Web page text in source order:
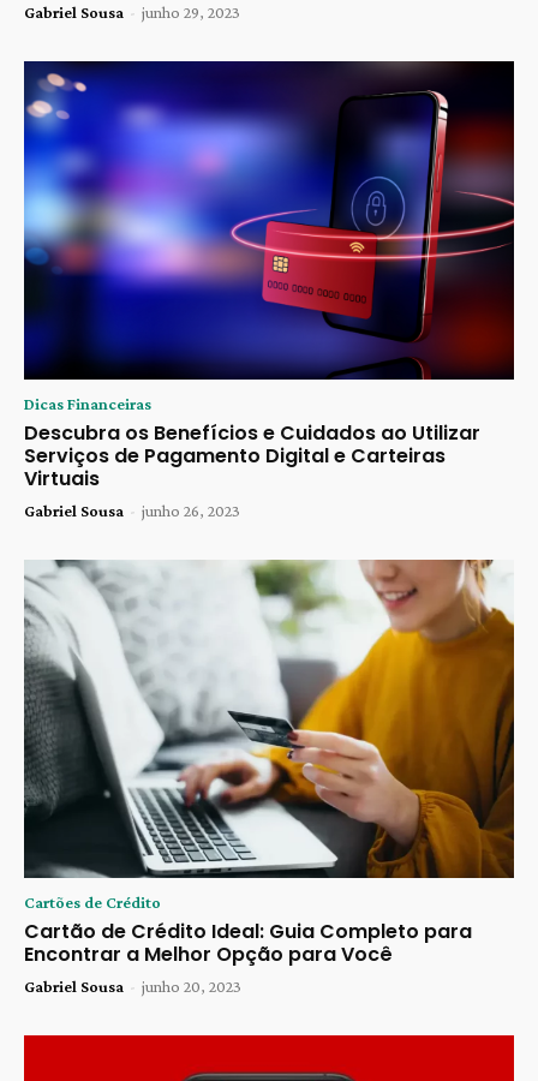
Gabriel Sousa - junho 29, 2023
Dicas Financeiras
Descubra os Benefícios e Cuidados ao Utilizar
Serviços de Pagamento Digital e Carteiras
Virtuais
Gabriel Sousa - junho 26, 2023
Cartões de Crédito
Cartão de Crédito Ideal: Guia Completo para
Encontrar a Melhor Opção para Você
Gabriel Sousa - junho 20, 2023